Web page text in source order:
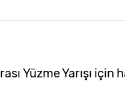
Yüzme Yarışı için